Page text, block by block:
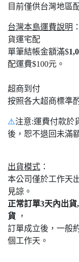
目前僅供台灣地區
台灣本島運費說明 ：
貨運宅配
單筆結帳金額滿$
配運費$100元。
超商到付
按照各大超商標準
⚠️注意:運費付款於
後，恕不退回未滿
出貨模式 ：
本公司僅於工作天
見諒。
正常訂單3天內出
貨 ，
訂單成立後，一般
個工作天。